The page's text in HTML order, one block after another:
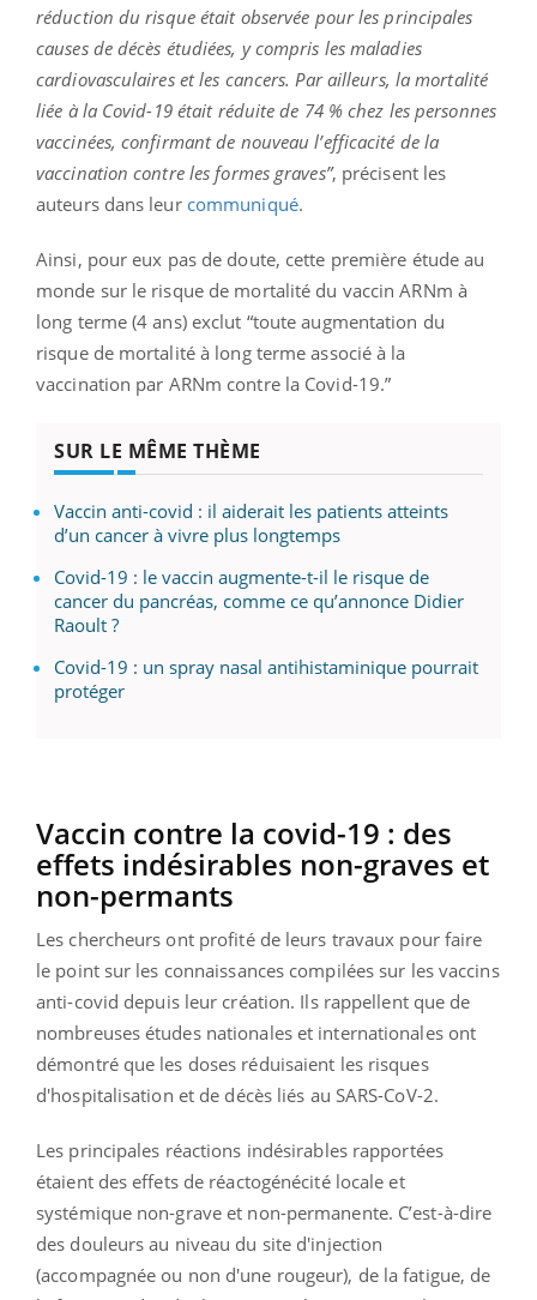
réduction du risque était observée pour les principales
causes de décès étudiées, y compris les maladies
cardiovasculaires et les cancers. Par ailleurs, la mortalité
liée à la Covid-19 était réduite de 74 % chez les personnes
vaccinées, confirmant de nouveau l’efficacité de la
vaccination contre les formes graves”, précisent les
auteurs dans leur communiqué.
Ainsi, pour eux pas de doute, cette première étude au
monde sur le risque de mortalité du vaccin ARNm à
long terme (4 ans) exclut “toute augmentation du
risque de mortalité à long terme associé à la
vaccination par ARNm contre la Covid-19.”
SUR LE MÊME THÈME
Vaccin anti-covid : il aiderait les patients atteints
d’un cancer à vivre plus longtemps
Covid-19 : le vaccin augmente-t-il le risque de
cancer du pancréas, comme ce qu’annonce Didier
Raoult ?
Covid-19 : un spray nasal antihistaminique pourrait
protéger
Vaccin contre la covid-19 : des
effets indésirables non-graves et
non-permants
Les chercheurs ont profité de leurs travaux pour faire
le point sur les connaissances compilées sur les vaccins
anti-covid depuis leur création. Ils rappellent que de
nombreuses études nationales et internationales ont
démontré que les doses réduisaient les risques
d'hospitalisation et de décès liés au SARS-CoV-2.
Les principales réactions indésirables rapportées
étaient des effets de réactogénécité locale et
systémique non-grave et non-permanente. C’est-à-dire
des douleurs au niveau du site d'injection
(accompagnée ou non d'une rougeur), de la fatigue, de